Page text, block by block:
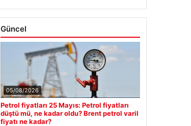
Güncel
05/08/2026
Petrol fiyatları 25 Mayıs: Petrol fiyatları
düştü mü, ne kadar oldu? Brent petrol varil
fiyatı ne kadar?